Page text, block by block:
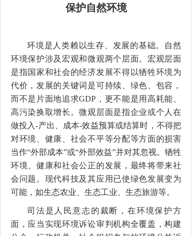
保护自然环境
环境是人类赖以生存、发展的基础。自然
环境保护涉及宏观和微观两个层面。宏观层面
是指国家和社会的经济发展不得以牺牲环境为
代价，发展的关键词是可持续、绿色、包容，
而不是片面地追求GDP，更不能是用高耗能、
高污染换取增长。微观层面是指企业或个人在
做投入-产出、成本-效益预算或结算时，不得把
对环境、健康、社会不平等分配等方面的损害
当作“外部成本”或“外部效益”并对其忽视。牺牲
环境、健康和社会公正的发展，最终将带来社
会问题。现代科技及其应用已使绿色发展变为
可能，如生态农业、生态工业、生态旅游等。
司法是人民意志的裁断，在环境保护方
面，应当实现环境诉讼审判机构全覆盖，构建